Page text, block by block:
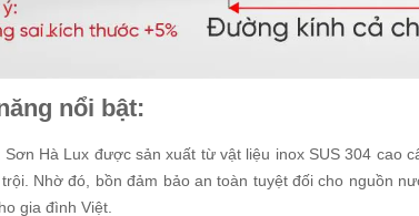
nổi bật:
Sơn Hà Lux được sản xuất từ vật liệu inox SUS 304 cao
Nhờ đó, bồn đảm bảo an toàn tuyệt đối cho nguồn
gia đình Việt.